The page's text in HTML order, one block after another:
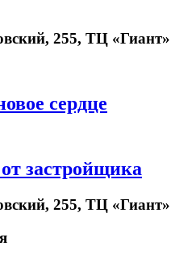
255, ТЦ «Гиант»
сердце
застройщика
255, ТЦ «Гиант»